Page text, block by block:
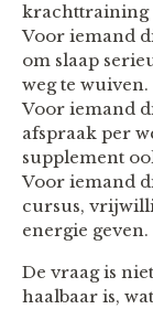
krachttraining
Voor iemand
om slaap
weg te wuiven.
Voor iemand
afspraak per
supplement
Voor iemand
cursus,
energie geven.
De vraag is
haalbaar is,